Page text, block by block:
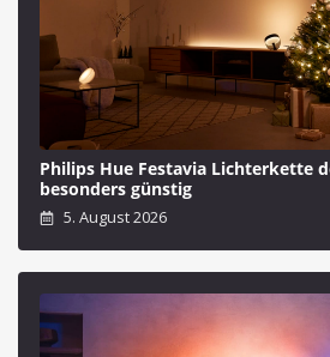
Philips Hue Festavia Lichterkette
besonders günstig
5. August 2026